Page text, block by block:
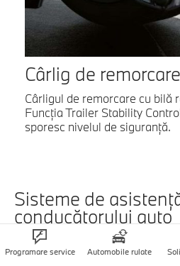
Cârlig de
Cârligul de remorcare cu bilă
Funcţia Trailer Stability
sporesc nivelul de siguranţă.
Sisteme de
conducătorului auto
Programare service Automobile rulate